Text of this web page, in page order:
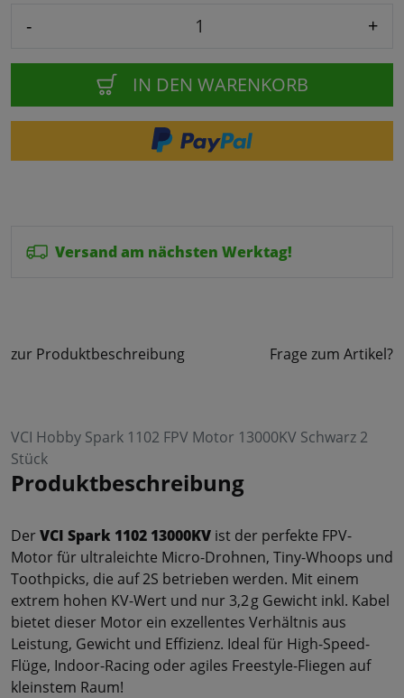
- +
IN DEN WARENKORB
Versand am nächsten Werktag!
zur Produktbeschreibung Frage zum Artikel?
VCI Hobby Spark 1102 FPV Motor 13000KV Schwarz 2
Stück
Produktbeschreibung
DerVCI Spark 1102 13000KV ist der perfekte FPV-
Motor für ultraleichte Micro-Drohnen, Tiny-Whoops und
Toothpicks, die auf 2S betrieben werden. Mit einem
extrem hohen KV-Wert und nur 3,2 g Gewicht inkl. Kabel
bietet dieser Motor ein exzellentes Verhältnis aus
Leistung, Gewicht und Effizienz. Ideal für High-Speed-
Flüge, Indoor-Racing oder agiles Freestyle-Fliegen auf
kleinstem Raum!